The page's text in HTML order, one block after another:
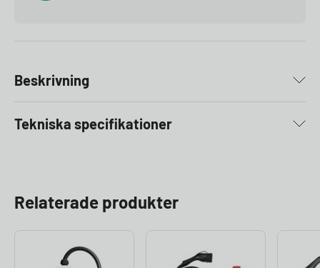
Beskrivning
Tekniska specifikationer
Relaterade produkter